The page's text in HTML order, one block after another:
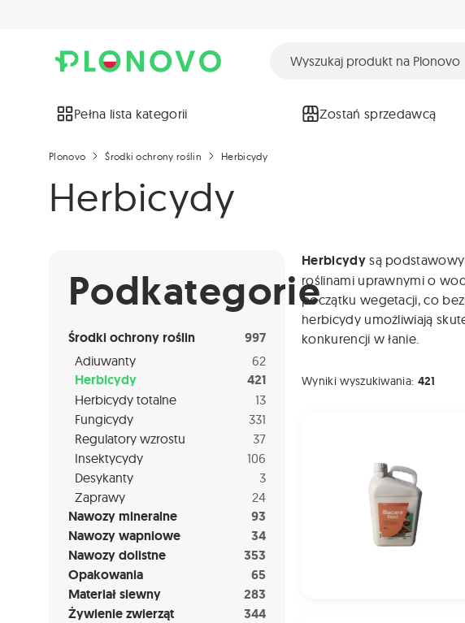
Pełna lista kategorii Zostań sprzedawcą
Plonovo Środki ochrony roślin Herbicydy
Herbicydy
Podkategorie
Środki ochrony roślin 997
Adiuwanty 62
Herbicydy 421
Herbicydy totalne
13
Fungicydy
331
Regulatory wzrostu
37
Insektycydy
106
Desykanty
3
Zaprawy
24
Nawozy mineralne
93
Nawozy wapniowe
34
Nawozy dolistne
353
Opakowania
65
Materiał siewny
283
Żywienie zwierząt
344
Herbicydysą
roślinami uprawnymi o
początku wegetacji, co
herbicydy umożliwiają
konkurencji w łanie.
Wyniki wyszukiwania: 421